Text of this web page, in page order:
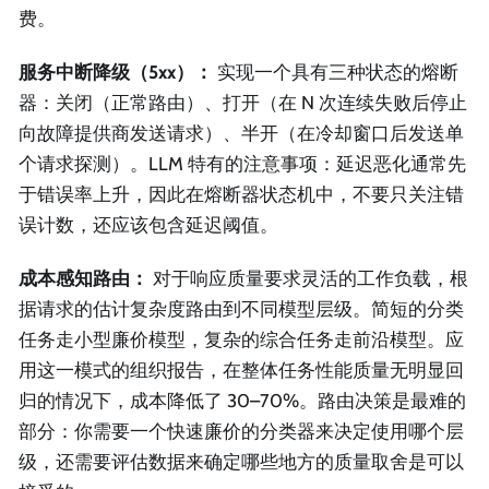
费。
服务中断降级（5xx）： 实现一个具有三种状态的熔断
器：关闭（正常路由）、打开（在 N 次连续失败后停止
向故障提供商发送请求）、半开（在冷却窗口后发送单
个请求探测）。LLM 特有的注意事项：延迟恶化通常先
于错误率上升，因此在熔断器状态机中，不要只关注错
误计数，还应该包含延迟阈值。
成本感知路由： 对于响应质量要求灵活的工作负载，根
据请求的估计复杂度路由到不同模型层级。简短的分类
任务走小型廉价模型，复杂的综合任务走前沿模型。应
用这一模式的组织报告，在整体任务性能质量无明显回
归的情况下，成本降低了 30–70%。路由决策是最难的
部分：你需要一个快速廉价的分类器来决定使用哪个层
级，还需要评估数据来确定哪些地方的质量取舍是可以